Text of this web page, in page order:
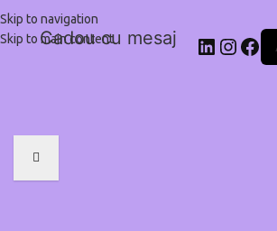
Skip to navigation
Skip to main content
Cadou cu mesaj